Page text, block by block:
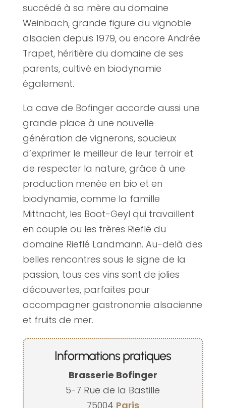
succédé à sa mère au domaine
Weinbach, grande figure du vignoble
alsacien depuis 1979, ou encore Andrée
Trapet, héritière du domaine de ses
parents, cultivé en biodynamie
également.
La cave de Bofinger accorde aussi une
grande place à une nouvelle
génération de vignerons, soucieux
d’exprimer le meilleur de leur terroir et
de respecter la nature, grâce à une
production menée en bio et en
biodynamie, comme la famille
Mittnacht, les Boot-Geyl qui travaillent
en couple ou les frères Rieflé du
domaine Rieflé Landmann. Au-delà des
belles rencontres sous le signe de la
passion, tous ces vins sont de jolies
découvertes, parfaites pour
accompagner gastronomie alsacienne
et fruits de mer.
Informations pratiques
Brasserie Bofinger
5-7 Rue de la Bastille
75004 Paris